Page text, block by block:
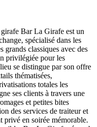
Bar La Girafe est un
spécialisé dans les
classiques avec des
privilégiée pour les
se distingue par son offre
thématisées,
totales les
ses clients à travers une
et petites bites
des services de traiteur et
privé en soirée mémorable.